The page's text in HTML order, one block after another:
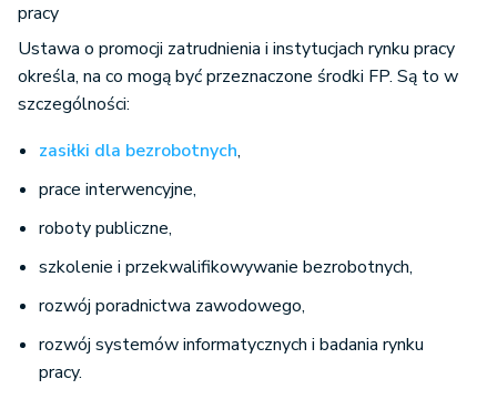
pracy
Ustawa o promocji zatrudnienia i instytucjach rynku pracy
określa, na co mogą być przeznaczone środki FP. Są to w
szczególności:
zasiłki dla bezrobotnych,
prace interwencyjne,
roboty publiczne,
szkolenie i przekwalifikowywanie bezrobotnych,
rozwój poradnictwa zawodowego,
rozwój systemów informatycznych i badania rynku
pracy.